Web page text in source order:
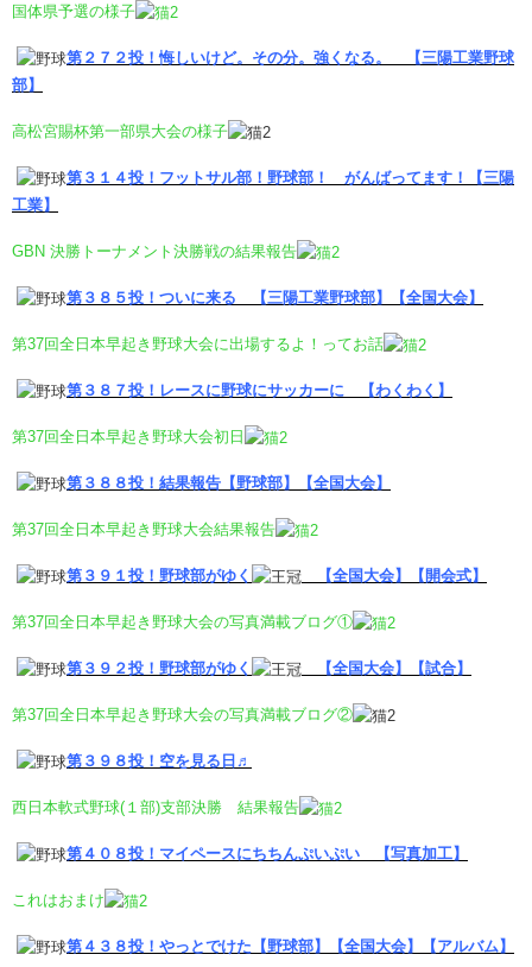
国体県予選の様子
第２７２投！悔しいけど。その分。強くなる。
【三陽工業野球
部】
高松宮賜杯第一部県大会の様子
第３１４投！フットサル部！野球部！
がんばってます！【三陽
工業】
GBN 決勝トーナメント決勝戦の結果報告
第 ３８５投！ついに来る 【三陽工業野球部】【全国大会】
第37回全日本早起き野球大会に出場するよ！ってお話
第３８７投！レースに野球にサッカーに 【わくわく】
第37回全日本早起き野球大会初日
第３８８投！結果報告【野球部】【全国大会】
第37回全日本早起き野球大会結果報告
第３９１投！野球部がゆく 【全国大会】【開会式】
第37回全日本早起き野球大会の写真満載ブログ①
第３９２投！野球部がゆく 【全国大会】【試合】
第37回全日本早起き野球大会の写真満載ブログ②
第３９８投！空を見る日♬
西日本軟式野球(１部)支部決勝 結果報告
第４０８投！マイペースにちちんぷいぷい 【写真加工】
これはおまけ
第４３８投！やっとでけた 【野球部】【全国大会】【アルバム】